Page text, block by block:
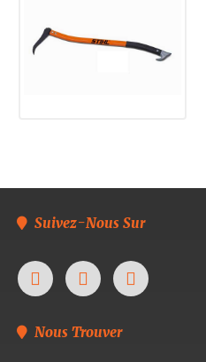
Suivez-Nous Sur
Nous Trouver